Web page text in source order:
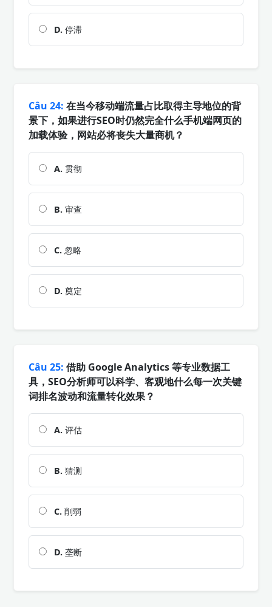
D. 停滞
Câu 24: 在当今移动端流量占比取得主导地位的背
景下，如果进行SEO时仍然完全什么手机端网页的
加载体验，网站必将丧失大量商机？
A. 贯彻
B. 审查
C. 忽略
D. 奠定
Câu 25: 借助 Google Analytics 等专业数据工
具，SEO分析师可以科学、客观地什么每一次关键
词排名波动和流量转化效果？
A. 评估
B. 猜测
C. 削弱
D. 垄断